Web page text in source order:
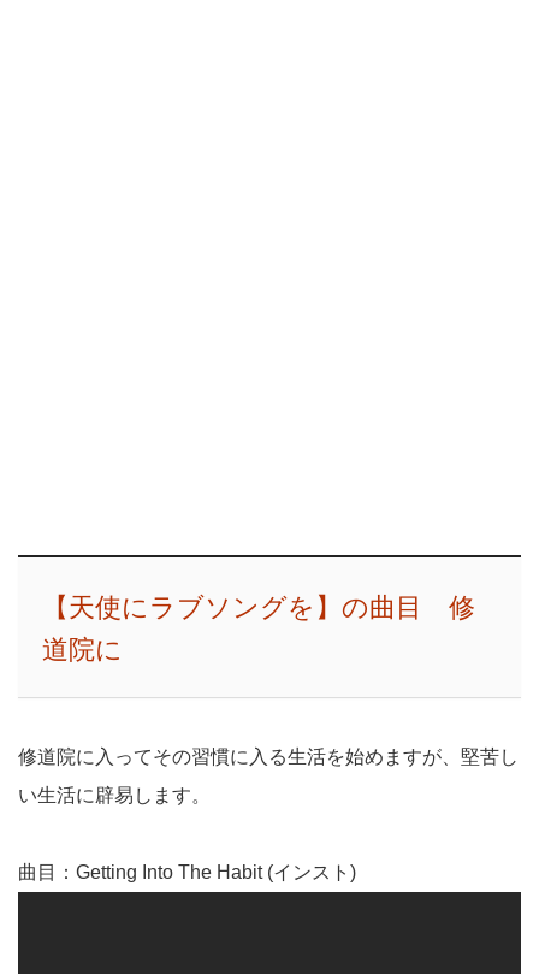
【天使にラブソングを】の曲目 修
道院に
修道院に入ってその習慣に入る生活を始めますが、堅苦し
い生活に辟易します。
曲目：Getting Into The Habit (インスト)